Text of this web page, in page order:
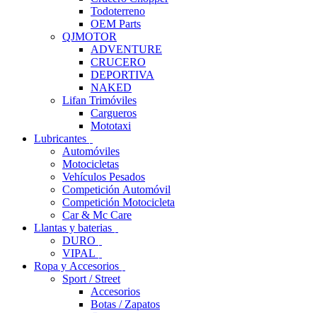
Todoterreno
OEM Parts
QJMOTOR
ADVENTURE
CRUCERO
DEPORTIVA
NAKED
Lifan Trimóviles
Cargueros
Mototaxi
Lubricantes
Automóviles
Motocicletas
Vehículos Pesados
Competición Automóvil
Competición Motocicleta
Car & Mc Care
Llantas y baterias
DURO
VIPAL
Ropa y Accesorios
Sport / Street
Accesorios
Botas / Zapatos